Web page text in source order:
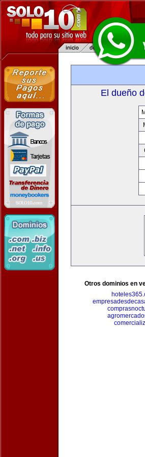
El dueño
Otros dominios en